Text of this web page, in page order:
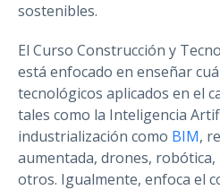
sostenibles.
El Curso Construcción y
está enfocado en enseñar
tecnológicos aplicados en el
tales como la Inteligencia
industrialización como BIM,
aumentada, drones,
otros. Igualmente, enfoca el